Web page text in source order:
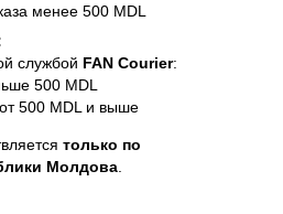
менее 500 MDL
службой FAN Courier:
500 MDL
от 500 MDL и выше
только по
Молдова